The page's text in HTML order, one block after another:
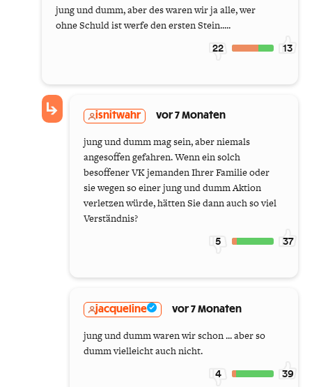
jung und dumm, aber des waren wir ja alle, wer
ohne Schuld ist werfe den ersten Stein.....
22 13
isnitwahr vor 7 Monaten
jung und dumm mag sein, aber niemals
angesoffen gefahren. Wenn ein solch
besoffener VK jemanden Ihrer Familie oder
sie wegen so einer jung und dumm Aktion
verletzen würde, hätten Sie dann auch so viel
Verständnis?
5 37
jacqueline vor 7 Monaten
jung und dumm waren wir schon ... aber so
dumm vielleicht auch nicht.
4 39